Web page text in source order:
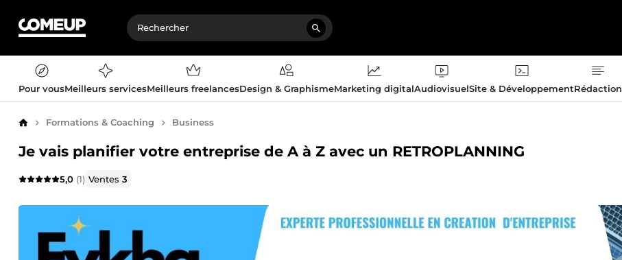
Pour vousMeilleurs servicesMeilleurs freelancesDesign & GraphismeMarketing digitalAudiovisuelSite & DéveloppementRédaction
AccueilFormations & Coaching Business
Je vais planifier votre entreprise de A à Z avec un RETROPLANNING
5,0 (1) Ventes3